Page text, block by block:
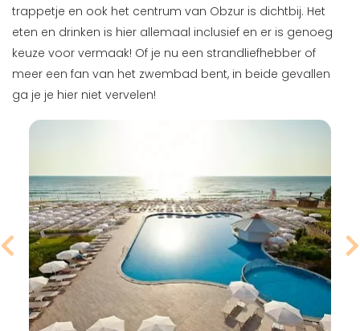
trappetje en ook het centrum van Obzur is dichtbij. Het
eten en drinken is hier allemaal inclusief en er is genoeg
keuze voor vermaak! Of je nu een strandliefhebber of
meer een fan van het zwembad bent, in beide gevallen
ga je je hier niet vervelen!